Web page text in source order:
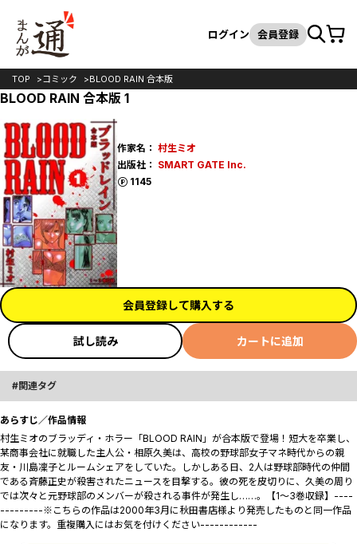
検索
ログイン 会員登録カート
TOP コミック BLOOD RAIN 合本版
BLOOD RAIN 合本版 1
作家名： 村生ミオ
出版社： SMART GATE Inc.
1145
ポイント
会員登録して購入する
試し読み カートに追加
関連タグ
あらすじ／作品情報
村生ミオのブラッディ・ホラー「BLOOD RAIN」が合本版で登場！短大を卒業し、
某商事会社に就職した主人公・相原久美は、高校の野球部女子マネ時代からの親
友・川島凜子とルームシェアをしていた。しかしある日、2人は野球部時代の仲間
である斉藤正史が殺害されたニュースを目撃する。彼の死を皮切りに、久美の周り
では次々と元野球部のメンバーが殺される事件が発生し……。【1～3巻収録】----
---------※こちらの作品は2000年3月に秋田書店様より発売したものと同一作品
になります。重複購入にはお気を付けください------------